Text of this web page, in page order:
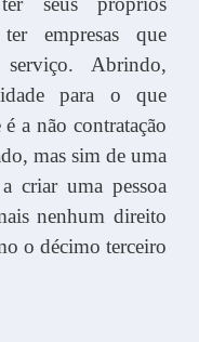
empresas que
Abrindo,
para o que
a não contratação
mas sim de uma
criar uma pessoa
nenhum direito
o décimo terceiro